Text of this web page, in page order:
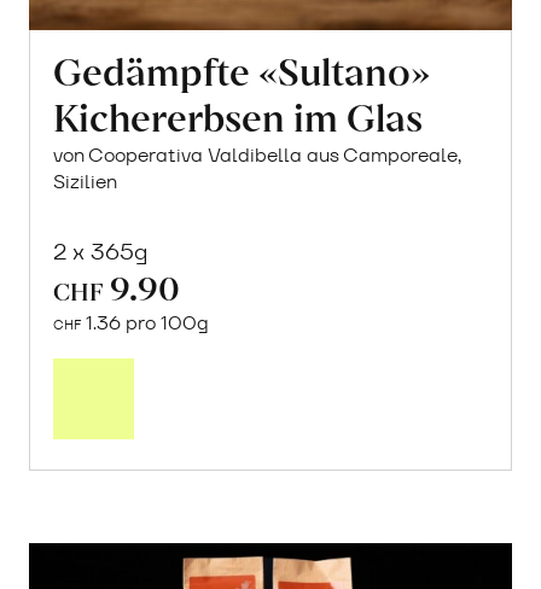
Gedämpfte «Sultano»
Kichererbsen im Glas
von Cooperativa Valdibella aus Camporeale,
Sizilien
2 x 365g
CHF 9.90
CHF 1.36 pro 100g